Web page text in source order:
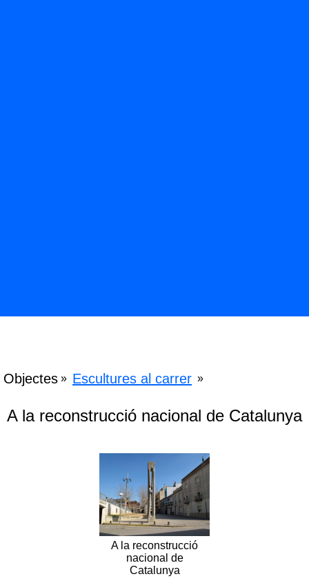
Objectes » Escultures al carrer »
A la reconstrucció nacional de Catalunya
A la reconstrucció
nacional de
Catalunya